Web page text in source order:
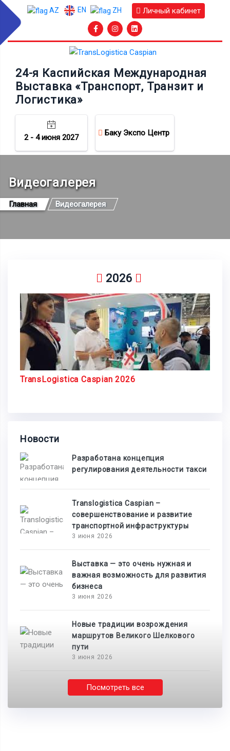
AZ EN ZH Личный кабинет
24-я Каспийская Международная
Выставка «Транспорт, Транзит и
Логистика»
2 - 4 июня 2027 Баку Экспо Центр
Видеогалерея
Главная Видеогалерея
2026
TransLogistica Caspian 2026
Новости
Разработана концепция
регулирования деятельности такси
Translogistica Caspian –
совершенствование и развитие
транспортной инфраструктуры
3 июня 2026
Выставка — это очень нужная и
важная возможность для развития
бизнеса
3 июня 2026
Новые традиции возрождения
маршрутов Великого Шелкового
пути
3 июня 2026
Посмотреть все